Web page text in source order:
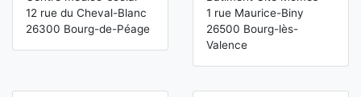
12 rue du Cheval-Blanc
26300 Bourg-de-Péage
1 rue Maurice-Biny
26500 Bourg-lès-
Valence